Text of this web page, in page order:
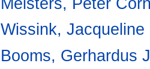
Wissink, Jacqueline
Booms, Gerhardus